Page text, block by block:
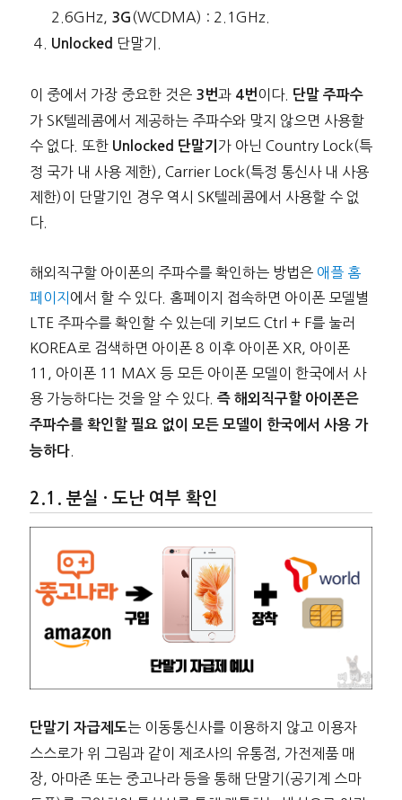
2.6GHz, 3G (WCDMA) : 2.1GHz.
Unlocked 단말기.
이 중에서 가장 중요한 것은 3번과 4번 이다. 단말 주파수
가 SK텔레콤에서 제공하는 주파수와 맞지 않으면 사용할
수 없다. 또한 Unlocked 단말기 가 아닌 Country Lock(특
정 국가 내 사용 제한), Carrier Lock(특정 통신사 내 사용
제한)이 단말기인 경우 역시 SK텔레콤에서 사용할 수 없
다.
해외직구할 아이폰의 주파수를 확인하는 방법은 애플 홈
페이지 에서 할 수 있다. 홈페이지 접속하면 아이폰 모델별
LTE 주파수를 확인할 수 있는데 키보드 Ctrl + F를 눌러
KOREA로 검색하면 아이폰 8 이후 아이폰 XR, 아이폰
11, 아이폰 11 MAX 등 모든 아이폰 모델이 한국에서 사
용 가능하다는 것을 알 수 있다. 즉 해외직구할 아이폰은
주파수를 확인할 필요 없이 모든 모델이 한국에서 사용 가
능하다.
분실 · 도난 여부 확인
단말기 자급제도는 이동통신사를 이용하지 않고 이용자
스스로가 위 그림과 같이 제조사의 유통점, 가전제품 매
장, 아마존 또는 중고나라 등을 통해 단말기(공기계 스마